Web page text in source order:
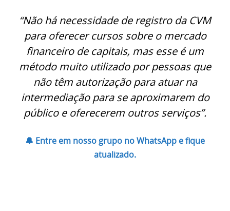
“Não há necessidade de registro da CVM
para oferecer cursos sobre o mercado
financeiro de capitais, mas esse é um
método muito utilizado por pessoas que
não têm autorização para atuar na
intermediação para se aproximarem do
público e oferecerem outros serviços”.
🔔 Entre em nosso grupo no WhatsApp e fique
atualizado.